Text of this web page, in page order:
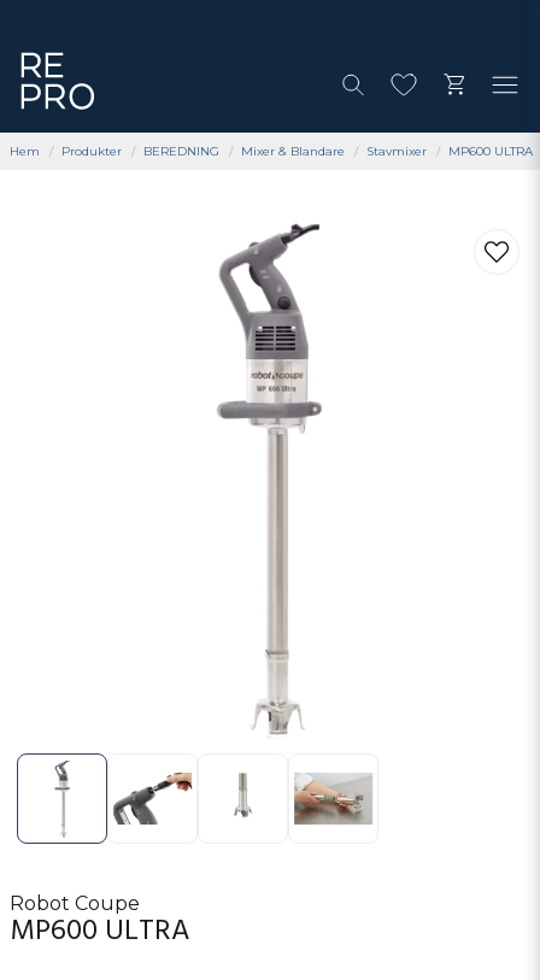
Hem Produkter BEREDNING Mixer & Blandare Stavmixer MP600 ULTRA
Robot Coupe
MP600 ULTRA